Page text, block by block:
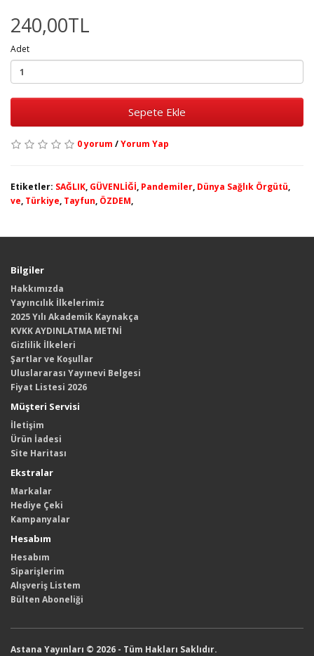
240,00TL
Adet
Sepete Ekle
0 yorum /Yorum Yap
Etiketler: SAĞLIK, GÜVENLİĞİ, Pandemiler, Dünya Sağlık Örgütü,
ve, Türkiye, Tayfun, ÖZDEM,
Bilgiler
Hakkımızda
Yayıncılık İlkelerimiz
2025 Yılı Akademik Kaynakça
KVKK AYDINLATMA METNİ
Gizlilik İlkeleri
Şartlar ve Koşullar
Uluslararası Yayınevi Belgesi
Fiyat Listesi 2026
Müşteri Servisi
İletişim
Ürün İadesi
Site Haritası
Ekstralar
Markalar
Hediye Çeki
Kampanyalar
Hesabım
Hesabım
Siparişlerim
Alışveriş Listem
Bülten Aboneliği
Astana Yayınları © 2026 - Tüm Hakları Saklıdır.